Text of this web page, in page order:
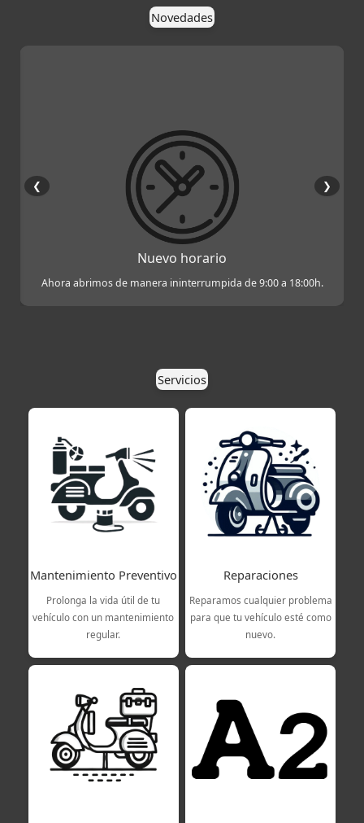
Novedades
❮
Nuevo horario
Ahora abrimos de manera ininterrumpida de 9:00 a 18:00h.
❯
Servicios
Mantenimiento Preventivo
Prolonga la vida útil de tu
vehículo con un mantenimiento
regular.
Reparaciones
Reparamos cualquier problema
para que tu vehículo esté como
nuevo.